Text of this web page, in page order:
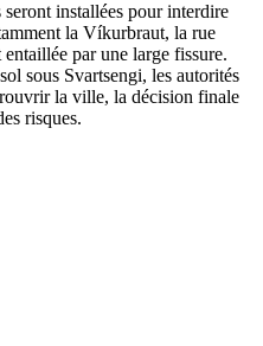
installées pour interdire
la Víkurbraut, la rue
par une large fissure.
sous Svartsengi, les autorités
la ville, la décision finale
risques.